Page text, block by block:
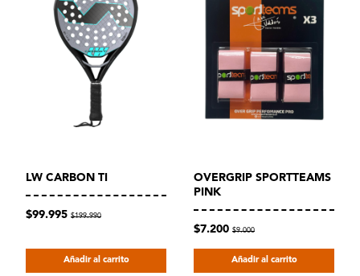
LW CARBON TI
$99.995 $199.990
Añadir al carrito
OVERGRIP SPORTTEAMS
PINK
$7.200 $9.000
Añadir al carrito